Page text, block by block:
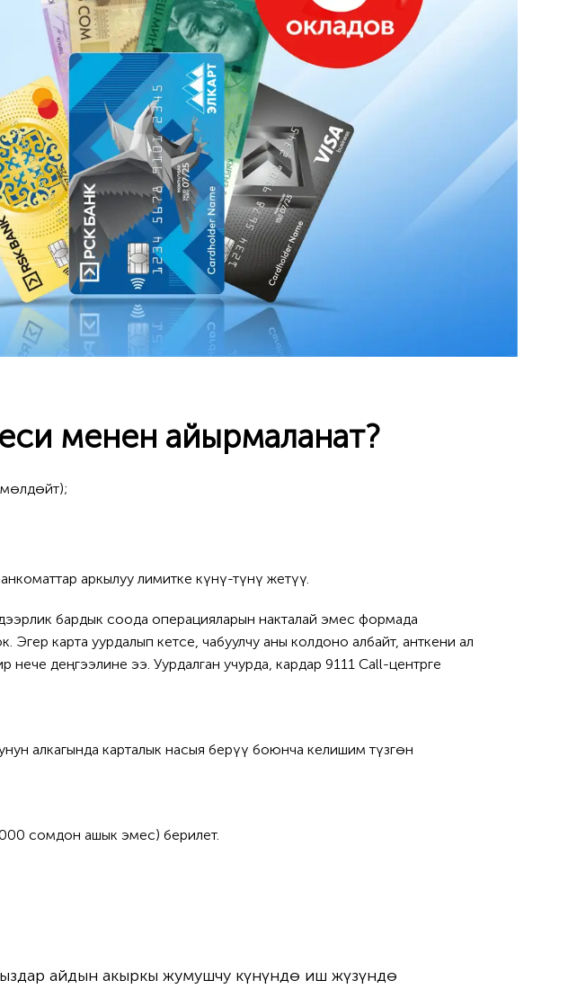
менен айырмаланат?
аркылуу лимитке күнү-түнү жетүү.
бардык соода операцияларын накталай эмес формада
карта уурдалып кетсе, чабуулчу аны колдоно албайт, анткени ал
нече деңгээлине ээ. Уурдалган учурда, кардар 9111 Call-центрге
алкагында карталык насыя берүү боюнча келишим түзгөн
сомдон ашык эмес) берилет.
айдын акыркы жумушчу күнүндө иш жүзүндө